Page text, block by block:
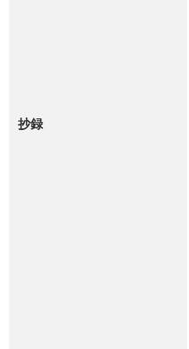
抄録